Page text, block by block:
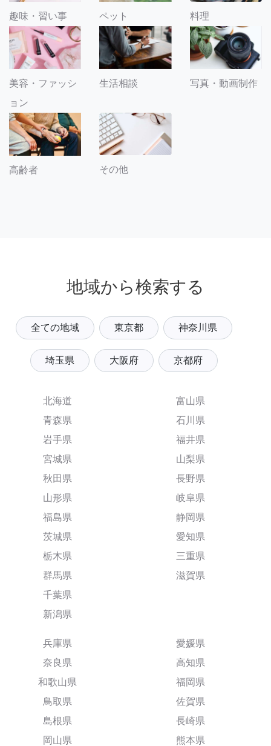
趣味・習い事 ペット 料理
美容・ファッシ
ョン
生活相談 写真・動画制作
高齢者 その他
地域から検索する
全ての地域 東京都 神奈川県
埼玉県 大阪府 京都府
北海道
青森県
岩手県
宮城県
秋田県
山形県
福島県
茨城県
栃木県
群馬県
千葉県
新潟県
富山県
石川県
福井県
山梨県
長野県
岐阜県
静岡県
愛知県
三重県
滋賀県
兵庫県
奈良県
和歌山県
鳥取県
島根県
岡山県
愛媛県
高知県
福岡県
佐賀県
長崎県
熊本県